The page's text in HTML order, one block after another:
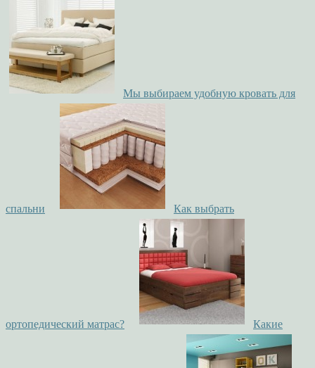
Мы выбираем удобную кровать для
спальни Как выбрать
ортопедический матрас? Какие